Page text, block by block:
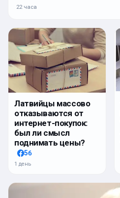
22 часа
Латвийцы массово
отказываются от
интернет-покупок:
был ли смысл
поднимать цены?
56
1 день